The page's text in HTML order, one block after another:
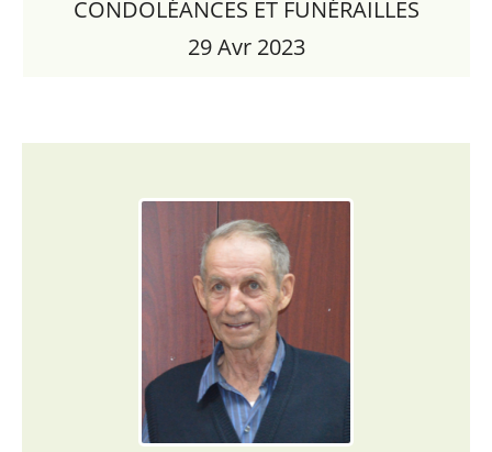
CONDOLÉANCES ET FUNÉRAILLES
29 Avr 2023